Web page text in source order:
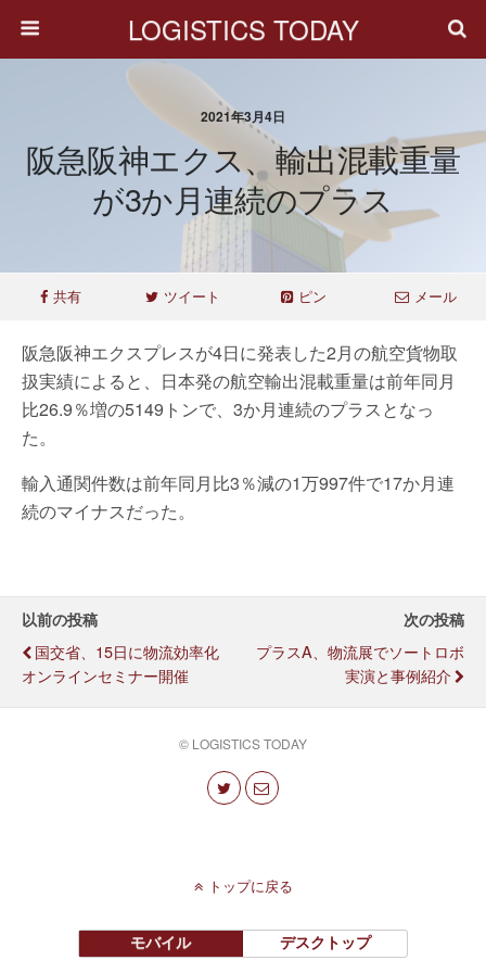
LOGISTICS TODAY
2021年3月4日
阪急阪神エクス、輸出混載重量
が3か月連続のプラス
共有 ツイート ピン メール
阪急阪神エクスプレスが4日に発表した2月の航空貨物取
扱実績によると、日本発の航空輸出混載重量は前年同月
比26.9％増の5149トンで、3か月連続のプラスとなっ
た。
輸入通関件数は前年同月比3％減の1万997件で17か月連
続のマイナスだった。
以前の投稿
国交省、15日に物流効率化
オンラインセミナー開催
次の投稿
プラスA、物流展でソートロボ
実演と事例紹介
© LOGISTICS TODAY
トップに戻る
モバイル デスクトップ